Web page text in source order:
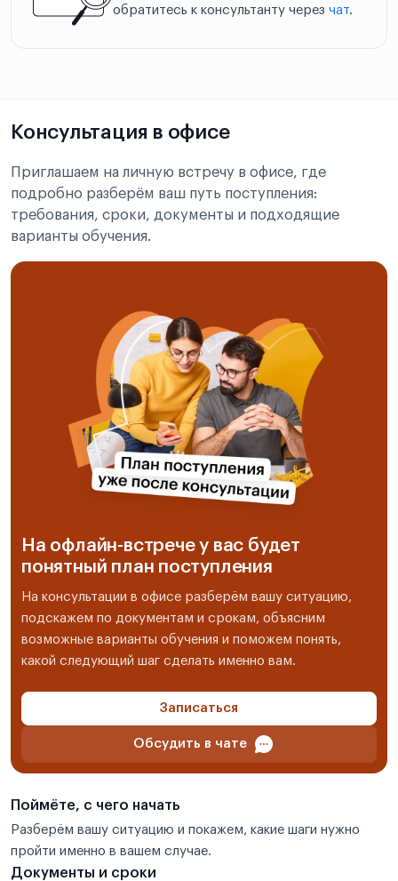
обратитесь к консультанту через чат.
Консультация в офисе
Приглашаем на личную встречу в офисе, где
подробно разберём ваш путь поступления:
требования, сроки, документы и подходящие
варианты обучения.
На офлайн-встрече у вас будет
понятный план поступления
На консультации в офисе разберём вашу ситуацию,
подскажем по документам и срокам, объясним
возможные варианты обучения и поможем понять,
какой следующий шаг сделать именно вам.
Записаться
Обсудить в чате
Поймёте, с чего начать
Разберём вашу ситуацию и покажем, какие шаги нужно
пройти именно в вашем случае.
Документы и сроки